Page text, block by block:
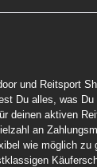
und Reitsport
Du alles, was
deinen aktiven
an
wie möglich zu